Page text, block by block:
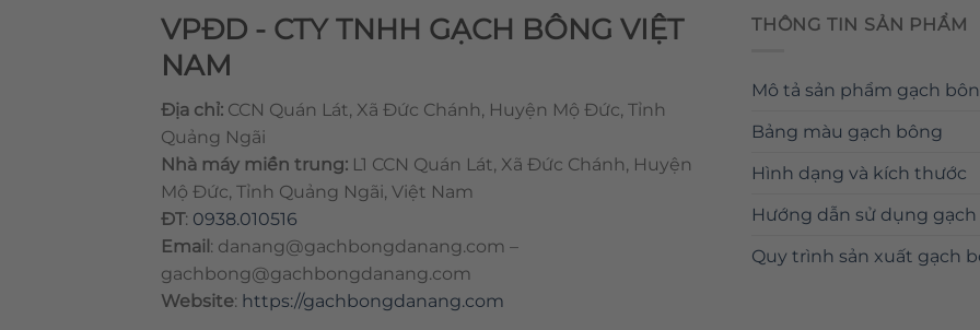
VPĐD - CTY TNHH GẠCH BÔNG VIỆT
NAM
Địa chỉ: CCN Quán Lát, Xã Đức Chánh, Huyện Mộ Đức, Tỉnh
Quảng Ngãi
Nhà máy miền trung: L1 CCN Quán Lát, Xã Đức Chánh, Huyện
Mộ Đức, Tỉnh Quảng Ngãi, Việt Nam
ĐT: 0938.010516
Email : danang@gachbongdanang.com –
gachbong@gachbongdanang.com
Website: https://gachbongdanang.com
THÔNG TIN SẢN PHẨM
Mô tả sản phẩm gạch
Bảng màu gạch bông
Hình dạng và kích thước
Hướng dẫn sử dụng
Quy trình sản xuất gạch